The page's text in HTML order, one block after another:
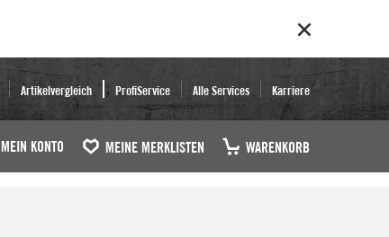
Artikelvergleich ProfiService Alle Services Karriere
MEIN KONTO MEINE MERKLISTEN WARENKORB